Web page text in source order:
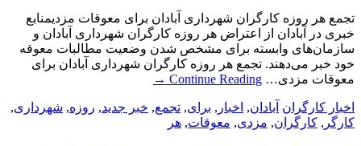
تجمع هر روزه کارگران شهرداری آبادان برای معوقات مزدیمنابع
خبری در آبادان از اعتراض هر روزه کارگران شهرداری آبادان و
سازمان‌های وابسته برای مشخص شدن وضعیت مطالبات معوقه
خود خبر می‌دهند. تجمع هر روزه کارگران شهرداری آبادان برای
معوقات مزدی… Continue Reading
→
اخبار کارگران آبادان, اخبار , برای, تجمع, خبر جدید, روزه, شهرداری,
کارگر , کارگران, مزدی, معوقات, هر